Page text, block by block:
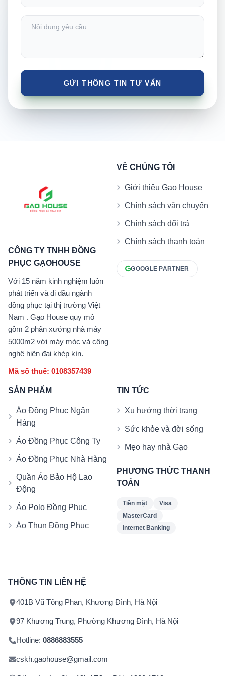
CÔNG TY TNHH ĐỒNG
PHỤC GẠOHOUSE
Với 15 năm kinh nghiệm luôn
phát triển và đi đầu ngành
đồng phục tại thị trường Việt
Nam . Gạo House quy mô
gồm 2 phân xưởng nhà máy
5000m2 với máy móc và công
nghệ hiện đại khép kín.
Mã số thuế: 0108357439
VỀ CHÚNG TÔI
Giới thiệu Gạo House
Chính sách vận chuyển
Chính sách đổi trả
Chính sách thanh toán
GOOGLE PARTNER
SẢN PHẨM
Áo Đồng Phục Ngân
Hàng
Áo Đồng Phục Công Ty
Áo Đồng Phục Nhà Hàng
Quần Áo Bảo Hộ Lao
Động
Áo Polo Đồng Phục
Áo Thun Đồng Phục
TIN TỨC
Xu hướng thời trang
Sức khỏe và đời sống
Mẹo hay nhà Gạo
PHƯƠNG THỨC THANH
TOÁN
Tiền mặt
Visa
MasterCard
Internet Banking
THÔNG TIN LIÊN HỆ
401B Vũ Tông Phan, Khương Đình, Hà Nội
97 Khương Trung, Phường Khương Đình, Hà Nội
Hotline: 0886883555
cskh.gaohouse@gmail.com